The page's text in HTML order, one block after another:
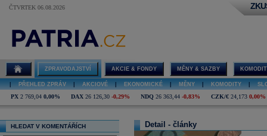
ČTVRTEK 06.08.2026
ZPRAVODAJSTVÍ AKCIE & FONDY MĚNY & SAZBY
PŘEHLED ZPRÁV AKCIOVÉ EKONOMICKÉ MĚNY KOMODITY
PX 2 769,04 0,00% DAX 26 126,30 -0,29% NDQ 26 363,44 -0,83% CZK/€ 24,173 0,00%
HLEDAT V KOMENTÁŘÍCH Detail - články